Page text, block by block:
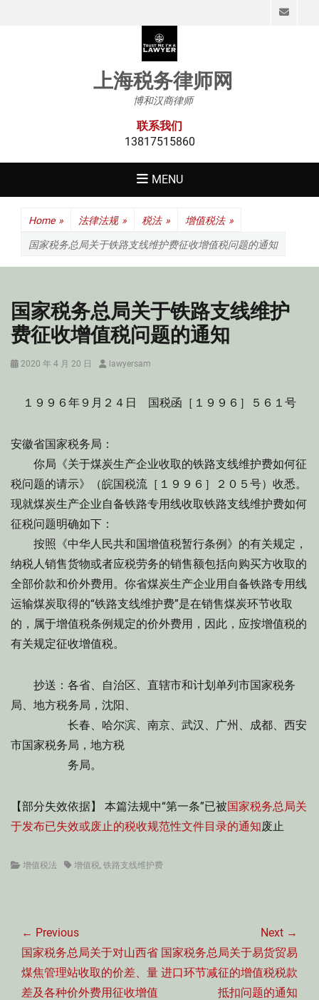
上海税务律师网
博和汉商律师
联系我们
13817515860
MENU
Home » 法律法规 » 税法 » 增值税法 »
国家税务总局关于铁路支线维护费征收增值税问题的通知
国家税务总局关于铁路支线维护
费征收增值税问题的通知
Posted
2020 年 4 月 20 日 Authorlawyersam
１９９６年９月２４日 国税函［１９９６］５６１号
安徽省国家税务局：
你局《关于煤炭生产企业收取的铁路支线维护费如何征
税问题的请示》（皖国税流［１９９６］２０５号）收悉。
现就煤炭生产企业自备铁路专用线收取铁路支线维护费如何
征税问题明确如下：
按照《中华人民共和国增值税暂行条例》的有关规定，
纳税人销售货物或者应税劳务的销售额包括向购买方收取的
全部价款和价外费用。你省煤炭生产企业用自备铁路专用线
运输煤炭取得的“铁路支线维护费”是在销售煤炭环节收取
的，属于增值税条例规定的价外费用，因此，应按增值税的
有关规定征收增值税。
抄送：各省、自治区、直辖市和计划单列市国家税务
局、地方税务局，沈阳、
长春、哈尔滨、南京、武汉、广州、成都、西安
市国家税务局，地方税
务局。
【部分失效依据】 本篇法规中“第一条”已被国家税务总局关
于发布已失效或废止的税收规范性文件目录的通知废止
Categories
增值税法 Tags增值税, 铁路支线维护费
章
导
航
← Previous
Previous
post:
国家税务总局关于对山西省
煤焦管理站收取的价差、量
差及各种价外费用征收增值
Next →
Next
post:
国家税务总局关于易货贸易
进口环节减征的增值税税款
抵扣问题的通知